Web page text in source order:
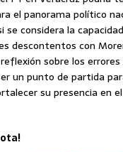
el panorama político
se considera la
descontentos con
sobre los
un punto de partida
su presencia en